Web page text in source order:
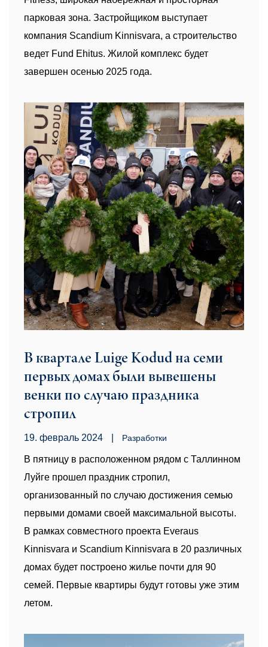
парковая зона. Застройщиком выступает
компания Scandium Kinnisvara, а строительство
ведет Fund Ehitus. Жилой комплекс будет
завершен осенью 2025 года.
В квартале Luige Kodud на семи
первых домах были вывешены
венки по случаю праздника
стропил
19. февраль 2024 Pазработки
В пятницу в расположенном рядом с Таллинном
Луйге прошел праздник стропил,
организованный по случаю достижения семью
первыми домами своей максимальной высоты.
В рамках совместного проекта Everaus
Kinnisvara и Scandium Kinnisvara в 20 различных
домах будет построено жилье почти для 90
семей. Первые квартиры будут готовы уже этим
летом.